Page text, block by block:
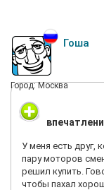
Гоша
Город: Москва
У меня есть друг,
пару моторов
решил купить.
чтобы пахал